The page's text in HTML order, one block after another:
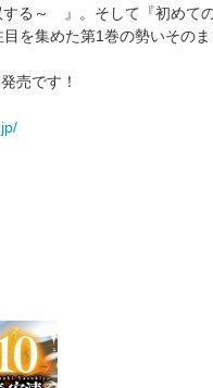
る～ 』。そして『初めて
を集めた第1巻の勢いその
売です！